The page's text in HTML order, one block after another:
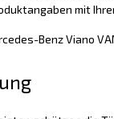
mit
Benz Viano